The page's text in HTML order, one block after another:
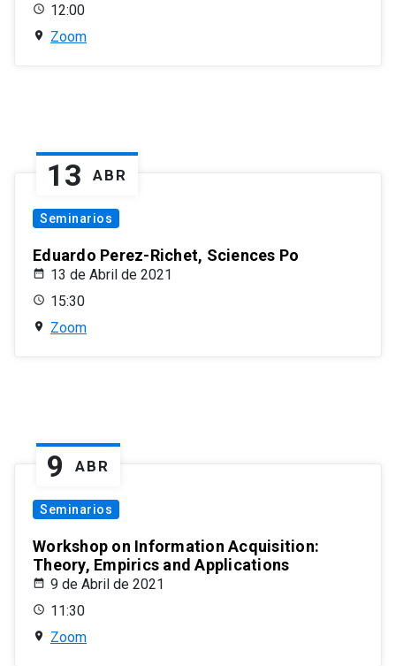
12:00
Zoom
13 ABR
Seminarios
Eduardo Perez-Richet, Sciences Po
13 de Abril de 2021
15:30
Zoom
9 ABR
Seminarios
Workshop on Information Acquisition:
Theory, Empirics and Applications
9 de Abril de 2021
11:30
Zoom